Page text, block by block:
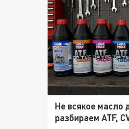
Не всякое масло
разбираем ATF,